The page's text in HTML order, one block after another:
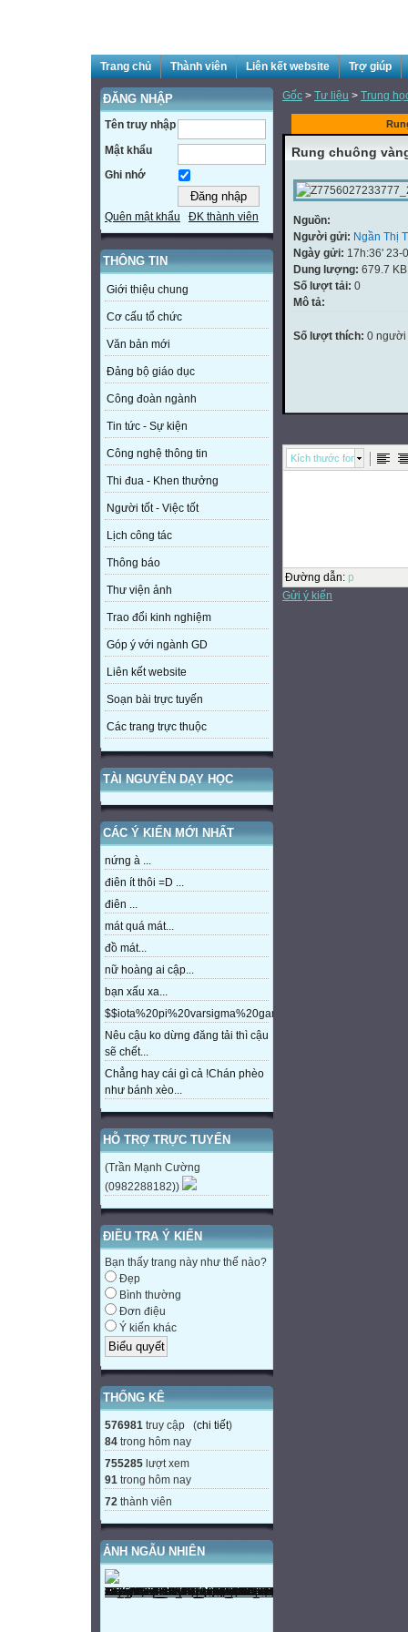
Trang chủ Thành viên Liên kết website Trợ giúp
ĐĂNG NHẬP
Tên truy nhập
Mật khẩu
Ghi nhớ
Quên mật khẩu ĐK thành viên
THÔNG TIN
Giới thiệu chung
Cơ cấu tổ chức
Văn bản mới
Đảng bộ giáo dục
Công đoàn ngành
Tin tức - Sự kiện
Công nghệ thông tin
Thi đua - Khen thưởng
Người tốt - Việc tốt
Lịch công tác
Thông báo
Thư viện ảnh
Trao đổi kinh nghiệm
Góp ý với ngành GD
Liên kết website
Soạn bài trực tuyến
Các trang trực thuộc
TÀI NGUYÊN DẠY HỌC
CÁC Ý KIẾN MỚI NHẤT
nứng à ...
điên ít thôi =D ...
điên ...
mát quá mát...
đồ mát...
nữ hoàng ai cập...
bạn xấu xa...
Nêu cậu ko dừng đăng tải thì cậu
sẽ chết...
Chẳng hay cái gì cả !Chán phèo
như bánh xèo...
HỖ TRỢ TRỰC TUYẾN
(Trần Mạnh Cường
(0982288182))
ĐIỀU TRA Ý KIẾN
Bạn thấy trang này như thế nào?
Đẹp
Bình thường
Đơn điệu
Ý kiến khác
THỐNG KÊ
576981 truy cập (chi tiết)
84 trong hôm nay
755285 lượt xem
91 trong hôm nay
72 thành viên
ẢNH NGẪU NHIÊN
Gốc > Tư liệu > Trung
Rung chuông
Nguồn:
Người gửi: Ngần Thị
Ngày gửi: 17h:36' 23-
Dung lượng: 679.7 KB
Số lượt tải: 0
Mô tả:
Số lượt thích: 0 người
Kích thước font
Đường dẫn: p
Gửi ý kiến